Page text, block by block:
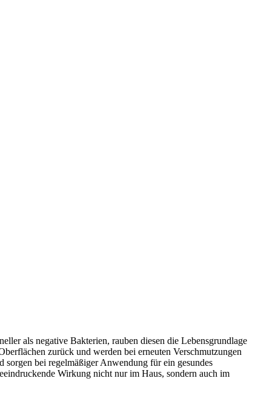
als negative Bakterien, rauben diesen die Lebensgrundlage
zurück und werden bei erneuten Verschmutzungen
sorgen bei regelmäßiger Anwendung für ein gesundes
Wirkung nicht nur im Haus, sondern auch im